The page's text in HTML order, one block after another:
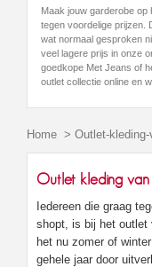
Maak jouw garderobe op
tegen voordelige prijzen.
wat normaal gesproken
veel lagere prijs in onze
goedkope Met Jeans of
outlet collectie online en
Home > Outlet-
Outlet kleding
Iedereen die graag
shopt, is bij het outlet
het nu zomer of
gehele jaar door